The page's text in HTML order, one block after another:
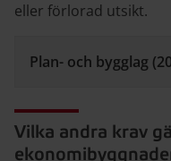
eller förlorad utsikt.
Plan- och bygglag
Vilka andra krav